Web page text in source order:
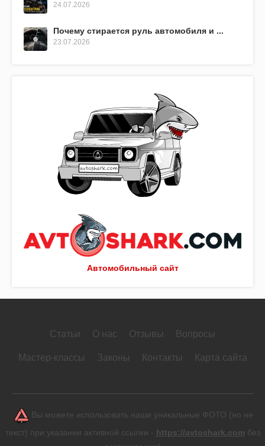
Автомобильный сайт
24.07.2026
Почему стирается руль автомобиля и ...
23.07.2026
Статьи О нас Отзывы Вопросы
Мастер-классы Законы Контакты Карта сайта
Вы можете использовать наши уникальные ФОТО (но не
текст) при указании активной ссылки - https://avtoshark.com без